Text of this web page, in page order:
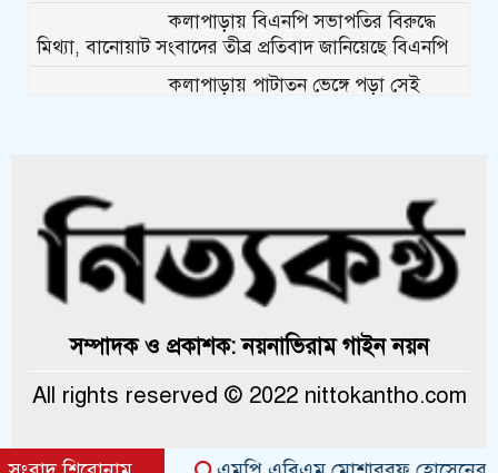
কলাপাড়ায় বিএনপি সভাপতির বিরুদ্ধে
মিথ্যা, বানোয়াট সংবাদের তীব্র প্রতিবাদ জানিয়েছে বিএনপি
কলাপাড়ায় পাটাতন ভেঙ্গে পড়া সেই
কলাপাড়ায় জমি নিয়ে হয়রানির অভিযোগে
সংবাদ সম্মেলন
কলাপাড়া সাংবাদিক ইউনিয়নের
কলাপাড়ায় সত্তোরোর্ধ বৃদ্ধকে হত্যার
ঘটনায় জড়িত সন্ত্রাসীদের গ্রেফতারের
সম্পাদক ও প্রকাশক: নয়নাভিরাম গাইন নয়ন
All rights reserved © 2022 nittokantho.com